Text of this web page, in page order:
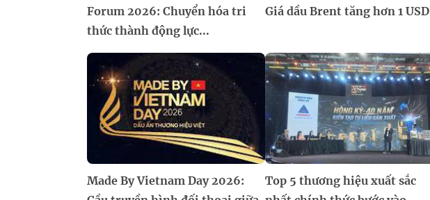
Forum 2026: Chuyển hóa tri
thức thành động lực...
Giá dầu Brent tăng hơn 1 USD
Made By Vietnam Day 2026:
Top 5 thương hiệu xuất sắc